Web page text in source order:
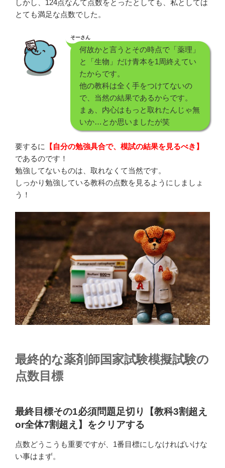
しかし、124点なんて点数をとったとしても、私としては
とても満足な点数でした。
そーさん
何故かと言うとその時点で「薬理」
と「生物」だけ青本を1周終えてい
たからです。
他の教科は全く手をつけてないの
で、当然の結果であるからです。
まぁ、内心はもっと取れたんじゃ無
いか…とか思いましたが笑
要するに
【自分の勉強具合で、模試の結果を見るべき】
であるのです！
勉強してないものは、取れなくて当然です。
しっかり勉強している教科の点数を見るようにしましょ
う！
最終的な薬剤師国家試験模擬試験の
点数目標
最終目標その1必須問題足切り【教科3割超え
or全体7割超え】をクリアする
点数どうこうも重要ですが、1番目標にしなければいけな
い事はまず。